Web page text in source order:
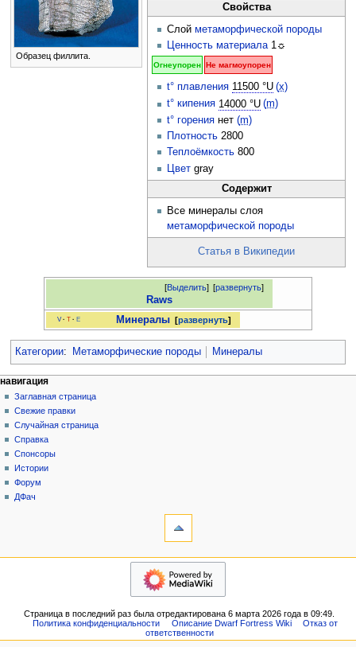
Свойства
Слой метаморфической породы
Ценность материала1☼
Огнеупорен Не магмоупорен
t° плавления 11500 °U (x)
t° кипения 14000 °U (m)
t° горениянет (m)
Плотность2800
Теплоёмкость800
Цветgray
Содержит
Все минералы слоя
метаморфической породы
Статья в Википедии
Образец филлита.
[развернуть]
[Выделить]
Raws
развернуть
V·T · E Минералы
Категории: Метаморфические породы Минералы
Н
а
в
и
а
ц
действия на странице
статья
обсуждение
читать
просмотр
кода
история
персональные инструменты
создать
учётную
запись
войти
навигация
Заглавная страница
Свежие правки
Случайная страница
Справка
Спонсоры
Истории
Форум
ДФач
навигация
правки
Случайная
страница
Страница в последний раз была отредактирована 6 марта 2026 года в 09:49.
Политика конфиденциальности
Описание Dwarf Fortress Wiki
Отказ от
ответственности